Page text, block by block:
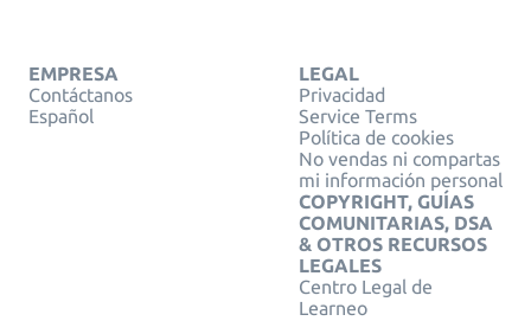
EMPRESA
Contáctanos
Español
LEGAL
Privacidad
Service Terms
Política de cookies
No vendas ni compartas
mi información personal
COPYRIGHT, GUÍAS
COMUNITARIAS, DSA
& OTROS RECURSOS
LEGALES
Centro Legal de
Learneo